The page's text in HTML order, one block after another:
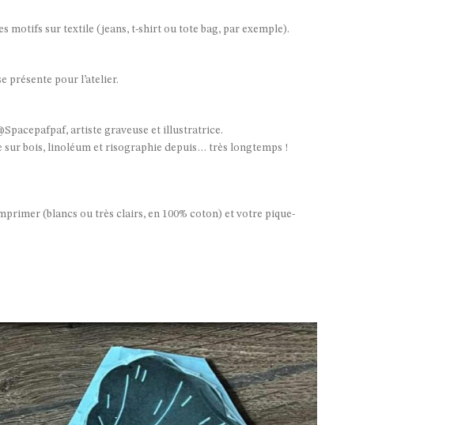
motifs sur textile (jeans, t-shirt ou tote bag, par exemple).
présente pour l’atelier.
artiste graveuse et illustratrice.
sur bois, linoléum et risographie depuis… très longtemps !
(blancs ou très clairs, en 100% coton) et votre pique-